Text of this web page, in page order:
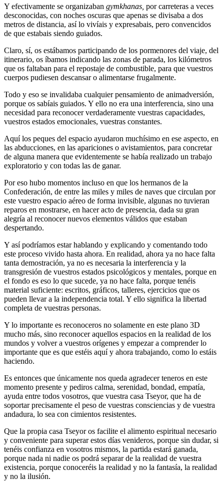
Y efectivamente se organizaban gymkhanas, por carreteras a veces
desconocidas, con noches oscuras que apenas se divisaba a dos
metros de distancia, así lo vivíais y expresabais, pero convencidos
de que estabais siendo guiados.
Claro, sí, os estábamos participando de los pormenores del viaje, del
itinerario, os íbamos indicando las zonas de parada, los kilómetros
que os faltaban para el repostaje de combustible, para que vuestros
cuerpos pudiesen descansar o alimentarse frugalmente.
Todo y eso se invalidaba cualquier pensamiento de animadversión,
porque os sabíais guiados. Y ello no era una interferencia, sino una
necesidad para reconocer verdaderamente vuestras capacidades,
vuestros estados emocionales, vuestras constantes.
Aquí los peques del espacio ayudaron muchísimo en ese aspecto, en
las abducciones, en las apariciones o avistamientos, para concretar
de alguna manera que evidentemente se había realizado un trabajo
exploratorio y con todas las de ganar.
Por eso hubo momentos incluso en que los hermanos de la
Confederación, de entre las miles y miles de naves que circulan por
este vuestro espacio aéreo de forma invisible, algunas no tuvieran
reparos en mostrarse, en hacer acto de presencia, dada su gran
alegría al reconocer nuevos elementos válidos que estaban
despertando.
Y así podríamos estar hablando y explicando y comentando todo
este proceso vivido hasta ahora. En realidad, ahora ya no hace falta
tanta demostración, ya no es necesaria la interferencia y la
transgresión de vuestros estados psicológicos y mentales, porque en
el fondo es eso lo que sucede, ya no hace falta, porque tenéis
material suficiente: escritos, gráficos, talleres, ejercicios que os
pueden llevar a la independencia total. Y ello significa la libertad
completa de vuestras personas.
Y lo importante es reconoceros no solamente en este plano 3D
mucho más, sino reconocer aquellos espacios en la realidad de los
mundos y volver a vuestros orígenes y empezar a comprender lo
importante que es que estéis aquí y ahora trabajando, como lo estáis
haciendo.
Es entonces que únicamente nos queda agradecer teneros en este
momento presente y pediros calma, serenidad, bondad, empatía,
ayuda entre todos vosotros, que vuestra casa Tseyor, que ha de
soportar precisamente el peso de vuestras consciencias y de vuestra
andadura, lo sea con cimientos resistentes.
Que la propia casa Tseyor os facilite el alimento espiritual necesario
y conveniente para superar estos días venideros, porque sin dudar, si
tenéis confianza en vosotros mismos, la partida estará ganada,
porque nada ni nadie os podrá separar de la realidad de vuestra
existencia, porque conoceréis la realidad y no la fantasía, la realidad
y no la ilusión.